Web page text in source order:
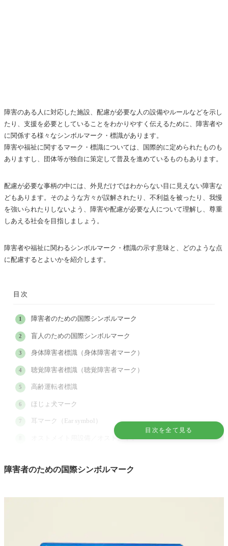
障害のある人に対応した施設、配慮が必要な人の設備やルールなどを示し
たり、支援を必要としていることをわかりやすく伝えるために、障害者や
に関係する様々なシンボルマーク・標識があります。
障害や福祉に関するマーク・標識については、国際的に定められたものも
ありますし、団体等が独自に策定して普及を進めているものもあります。
配慮が必要な事柄の中には、外見だけではわからない目に見えない障害な
どもあります。そのような方々が誤解されたり、不利益を被ったり、我慢
を強いられたりしないよう、障害や配慮が必要な人について理解し、尊重
しあえる社会を目指しましょう。
障害者や福祉に関わるシンボルマーク・標識の示す意味と、どのような点
に配慮するとよいかを紹介します。
目次
目次を全て見る
障害者のための国際シンボルマーク
盲人のための国際シンボルマーク
身体障害者標識（身体障害者マーク）
聴覚障害者標識（聴覚障害者マーク）
高齢運転者標識
ほじょ犬マーク
耳マーク（Ear symbol）
オストメイト用設備／オストメイト
白杖ＳＯＳシグナル（社会福祉法人日本視覚障害者団体連合
障害者のための国際シンボルマーク